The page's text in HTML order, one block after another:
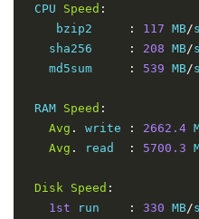
CPU Speed :
    bzip2
: 117 MB/s
   sha256
: 208 MB/s
   md5sum
: 539 MB/s
RAM Speed :
Avg . write : 2662.4
Avg . read : 5700.3
Disk Speed :
1st run : 330 MB/s